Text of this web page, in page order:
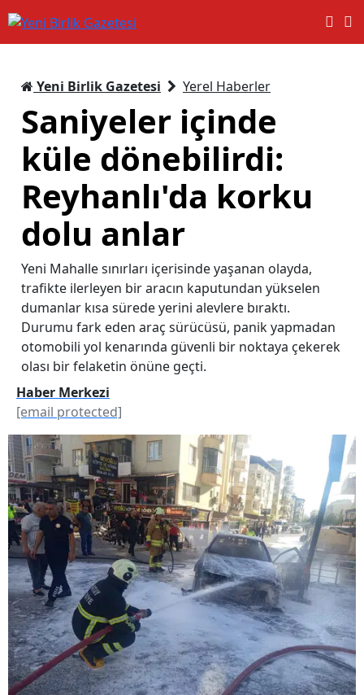
Yeni Birlik Gazetesi Yerel Haberler
Saniyeler içinde
küle dönebilirdi:
Reyhanlı'da korku
dolu anlar
Yeni Mahalle sınırları içerisinde yaşanan olayda,
trafikte ilerleyen bir aracın kaputundan yükselen
dumanlar kısa sürede yerini alevlere bıraktı.
Durumu fark eden araç sürücüsü, panik yapmadan
otomobili yol kenarında güvenli bir noktaya çekerek
olası bir felaketin önüne geçti.
Haber Merkezi
[email protected]